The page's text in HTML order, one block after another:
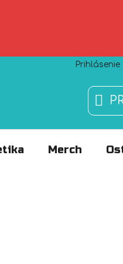
Zásady používaniaPrihlásenie
Merch